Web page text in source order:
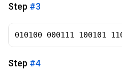
Step #3
010100 000111 100101
Step #4